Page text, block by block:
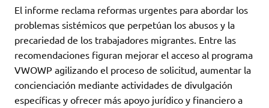
El informe reclama reformas urgentes para abordar los
problemas sistémicos que perpetúan los abusos y la
precariedad de los trabajadores migrantes. Entre las
recomendaciones figuran mejorar el acceso al programa
VWOWP agilizando el proceso de solicitud, aumentar la
concienciación mediante actividades de divulgación
específicas y ofrecer más apoyo jurídico y financiero a